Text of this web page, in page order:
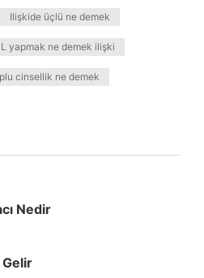
Ilişkide üçlü ne demek
yapmak ne demek ilişki
cinsellik ne demek
Nedir
Gelir